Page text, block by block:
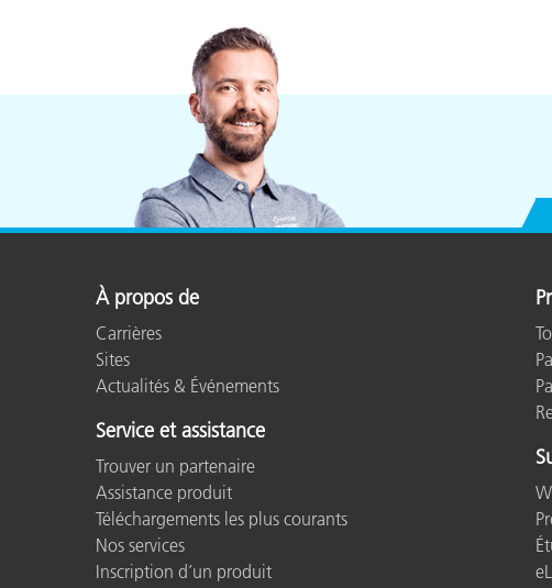
À propos de
Carrières
Sites
Actualités & Événements
Service et assistance
Trouver un partenaire
Assistance produit
Téléchargements les plus courants
Nos services
Inscription d’un produit